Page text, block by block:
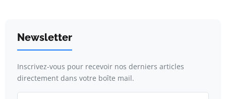
Newsletter
Inscrivez-vous pour recevoir nos derniers articles
directement dans votre boîte mail.